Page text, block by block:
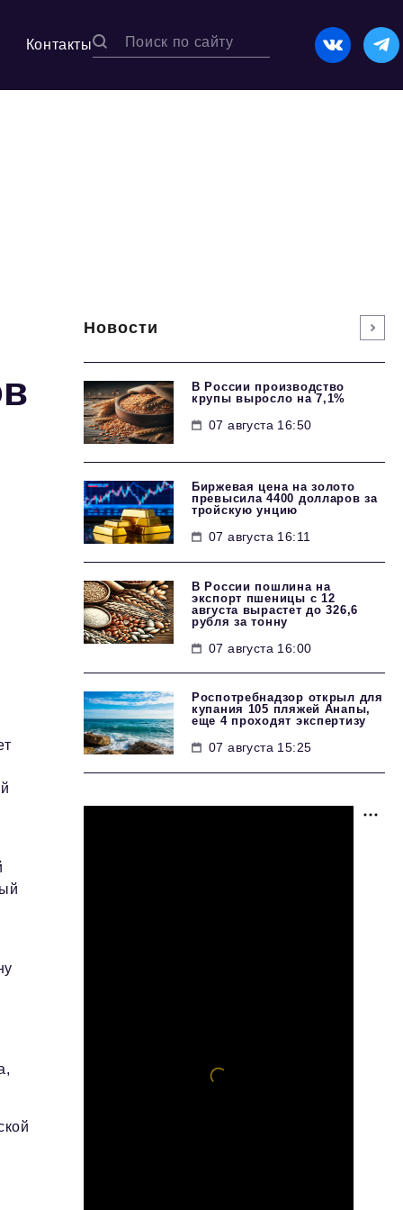
Контакты
Новости
В России производство
крупы выросло на 7,1%
07 августа 16:50
Биржевая цена на золото
превысила 4400 долларов за
тройскую унцию
07 августа 16:11
В России пошлина на
экспорт пшеницы с 12
августа вырастет до 326,6
рубля за тонну
07 августа 16:00
Роспотребнадзор открыл для
купания 105 пляжей Анапы,
еще 4 проходят экспертизу
07 августа 15:25